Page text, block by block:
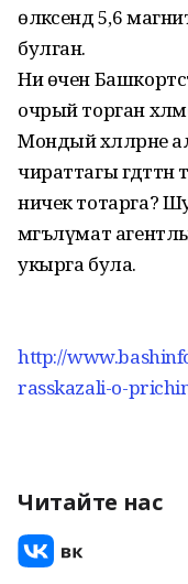
өлкәсендә 5,6
булган.
Ни өчен
очрый торган
Мондый хәлләрне
чираттагы
ничек тотарга?
мәгълүмат
укырга була.
http://
rasskazali-o-
Читайте нас